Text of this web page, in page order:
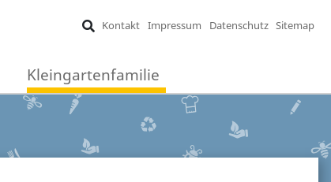
Kleingartenfamilie
Kontakt Impressum Datenschutz Sitemap